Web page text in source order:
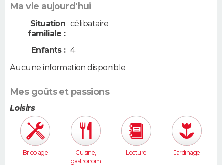
Ma vie aujourd'hui
Situation
familiale :
célibataire
Enfants : 4
Aucune information disponible
Mes goûts et passions
Loisirs
Bricolage
Cuisine,
gastronom
Lecture Jardinage